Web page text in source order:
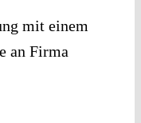
mit einem
an Firma